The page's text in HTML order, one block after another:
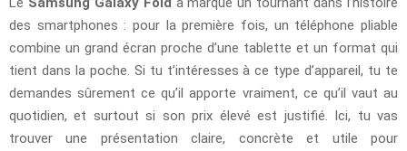
des smartphones : pour la première fois, un téléphone pliable
combine un grand écran proche d’une tablette et un format qui
tient dans la poche. Si tu t’intéresses à ce type d’appareil, tu te
demandes sûrement ce qu’il apporte vraiment, ce qu’il vaut au
quotidien, et surtout si son prix élevé est justifié. Ici, tu vas
trouver une présentation claire, concrète et utile pour